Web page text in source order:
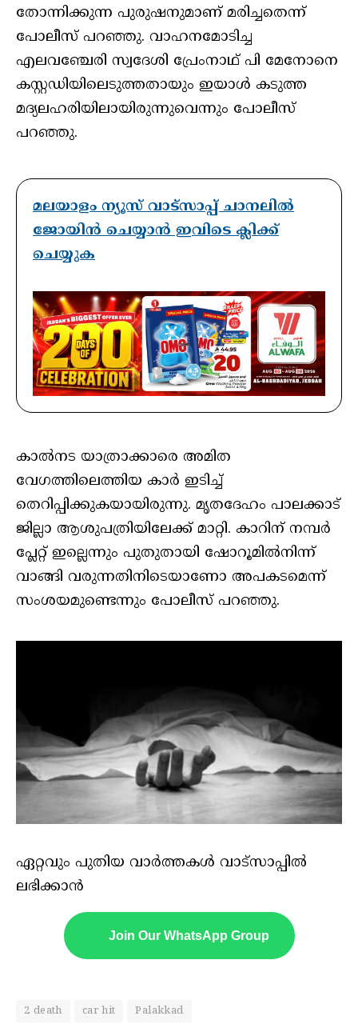
തോന്നിക്കുന്ന പുരുഷനുമാണ് മരിച്ചതെന്ന്
പോലീസ് പറഞ്ഞു. വാഹനമോടിച്ച
എലവഞ്ചേരി സ്വദേശി പ്രേംനാഥ് പി മേനോനെ
കസ്റ്റഡിയിലെടുത്തതായും ഇയാൾ കടുത്ത
മദ്യലഹരിയിലായിരുന്നുവെന്നും പോലീസ്
പറഞ്ഞു.
മലയാളം ന്യൂസ് വാട്സാപ്പ് ചാനലിൽ
ജോയിൻ ചെയ്യാൻ ഇവിടെ ക്ലിക്ക്
ചെയ്യുക
കാൽനട യാത്രാക്കാരെ അമിത
വേഗത്തിലെത്തിയ കാർ ഇടിച്ച്
തെറിപ്പിക്കുകയായിരുന്നു. മൃതദേഹം പാലക്കാട്
ജില്ലാ ആശുപത്രിയിലേക്ക് മാറ്റി. കാറിന് നമ്പർ
പ്ലേറ്റ് ഇല്ലെന്നും പുതുതായി ഷോറൂമിൽനിന്ന്
വാങ്ങി വരുന്നതിനിടെയാണോ അപകടമെന്ന്
സംശയമുണ്ടെന്നും പോലീസ് പറഞ്ഞു.
ഏറ്റവും പുതിയ വാർത്തകൾ വാട്സാപ്പിൽ
ലഭിക്കാൻ
Join Our WhatsApp Group
2 death car hit Palakkad